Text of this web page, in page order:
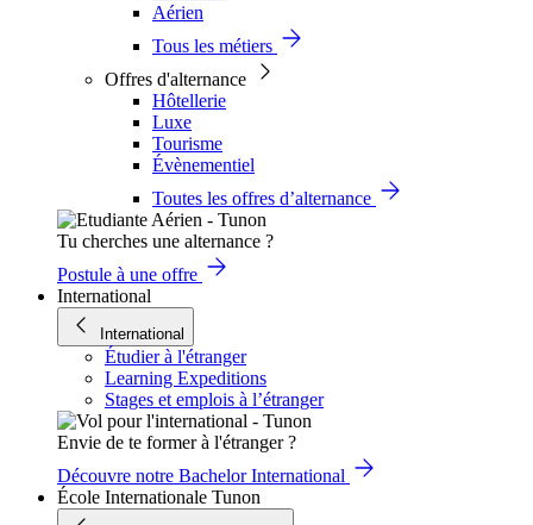
Aérien
Tous les métiers
Offres d'alternance
Hôtellerie
Luxe
Tourisme
Évènementiel
Toutes les offres d’alternance
Tu cherches une alternance ?
Postule à une offre
International
International
Étudier à l'étranger
Learning Expeditions
Stages et emplois à l’étranger
Envie de te former à l'étranger ?
Découvre notre Bachelor International
École Internationale Tunon